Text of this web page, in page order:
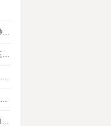
玩和平精英别再干等加载，云手机让你秒玩游戏进战场
解答问题：云手机哪个是免费的永久？三大免费永久正版云手机对比
新手iOS云手机怎么选？三大苹果云手机知名品牌性能对比测评
iOS云手机多开实测，多多云手机苹果版最多可同时运行多少台？
ios云手机哪个是免费的？多多云手机等3大品牌对比测评，告诉你免费ios云手机的真相